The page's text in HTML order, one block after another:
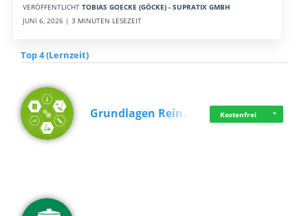
VERÖFFENTLICHT TOBIAS GOECKE (GÖCKE) - SUPRATIX GMBH
JUNI 6, 2026 | 3 MINUTEN LESEZEIT
Top 4 (Lernzeit)
Grundlagen Rein… Kostenfrei